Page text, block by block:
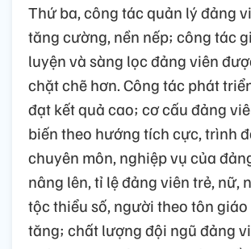
Thứ ba, công tác quản lý đảng
tăng cường, nền nếp; công tác
luyện và sàng lọc đảng viên
chặt chẽ hơn. Công tác phát
đạt kết quả cao; cơ cấu đảng
biến theo hướng tích cực, trình
chuyên môn, nghiệp vụ của
nâng lên, tỉ lệ đảng viên trẻ, nữ,
tộc thiểu số, người theo tôn
tăng; chất lượng đội ngũ đảng